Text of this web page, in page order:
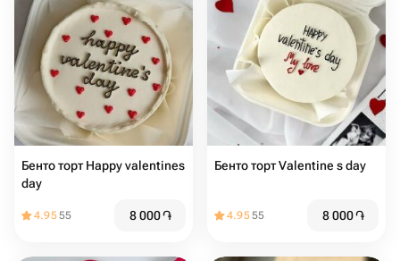
Бенто торт Happy valentines
day
4.9555 8 000֏
Бенто торт Valentine s day
4.9555 8 000֏